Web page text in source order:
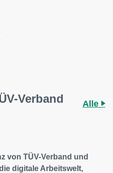
Verband
Alle
von TÜV-Verband und
digitale Arbeitswelt,